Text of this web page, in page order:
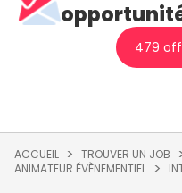
479
ACCUEIL TROUVER UN JOB
ANIMATEUR ÉVÈNEMENTIEL